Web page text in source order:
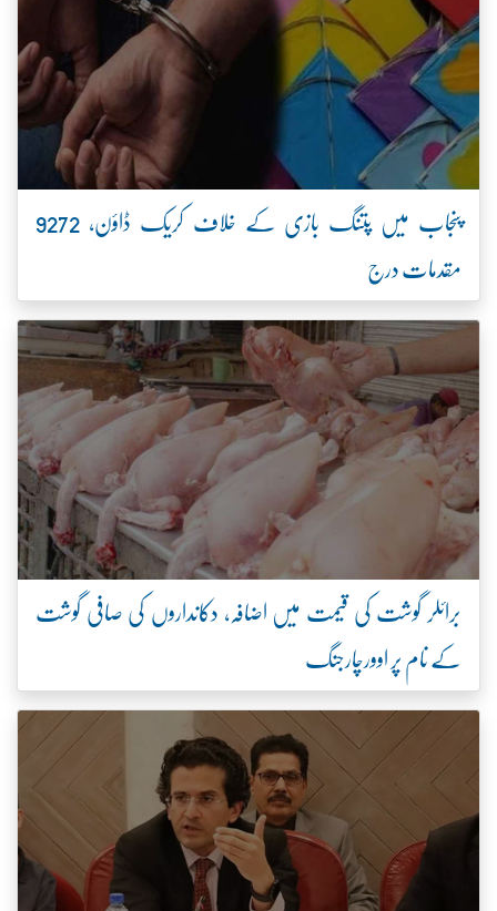
پنجاب میں پتنگ بازی کے خلاف کریک ڈاؤن، 9272
مقدمات درج
برائلر گوشت کی قیمت میں اضافہ، دکانداروں کی صافی گوشت
کے نام پر اوورچارجنگ